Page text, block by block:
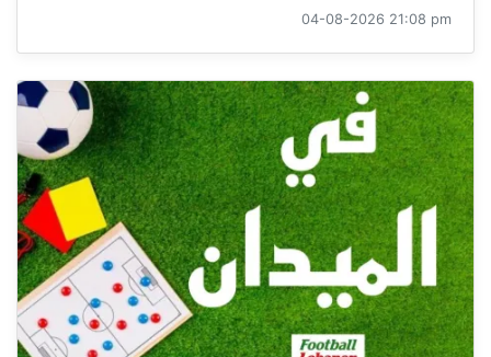
04-08-2026 21:08 pm